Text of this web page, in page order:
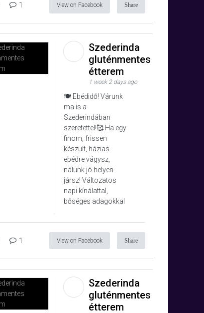
1 View on Facebook Share
Szederinda
gluténmentes
étterem
1 week 2 days ago
🍽️ Ebédidő! Várunk
ma is a
Szederindában
szeretettel!🥰 Ha egy
finom, frissen
készült, házias
ebédre vágysz,
nálunk jó helyen
jársz! Változatos
napi kínálattal,
bőséges adagokkal
1 View on Facebook Share
Szederinda
gluténmentes
étterem